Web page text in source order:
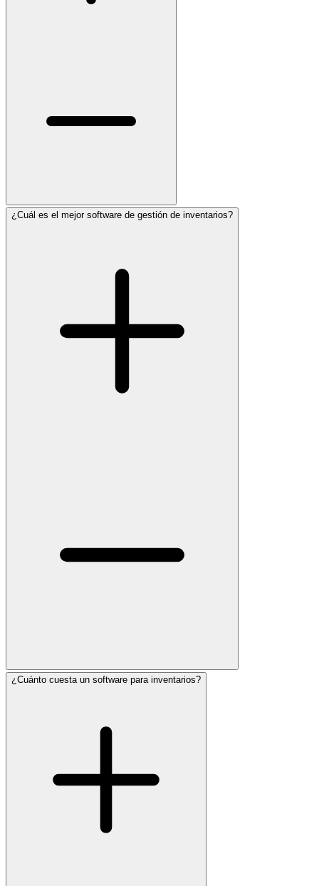
¿Cuál es el mejor software de gestión de inventarios?
¿Cuánto cuesta un software para inventarios?